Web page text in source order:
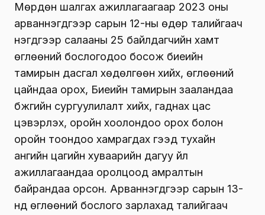
Мөрдөн шалгах ажиллагаагаар 2023 оны
арваннэгдүгээр сарын 12-ны өдөр талийгаач
нэгдүгээр салааны 25 байлдагчийн хамт
өглөөний бослогодоо босож биеийн
тамирын дасгал хөдөлгөөн хийх, өглөөний
цайндаа орох, Биеийн тамирын зааландаа
бүжгийн сургуулилалт хийх, гаднах цас
цэвэрлэх, оройн хоолондоо орох болон
оройн тоондоо хамрагдах гээд тухайн
ангийн цагийн хуваарийн дагуу үйл
ажиллагаандаа оролцоод амралтын
байрандаа орсон. Арваннэгдүгээр сарын 13-
нд өглөөний бослого зарлахад талийгаач